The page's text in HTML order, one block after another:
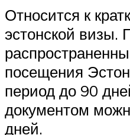
Относится к
эстонской визы.
посещения
период до 90
документом
дней.